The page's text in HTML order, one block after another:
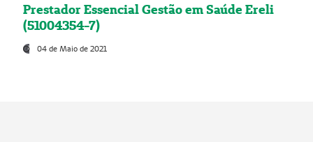
Prestador Essencial Gestão em Saúde Ereli
(51004354-7)
04 de Maio de 2021